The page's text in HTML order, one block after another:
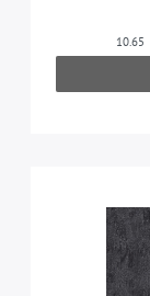
10.65